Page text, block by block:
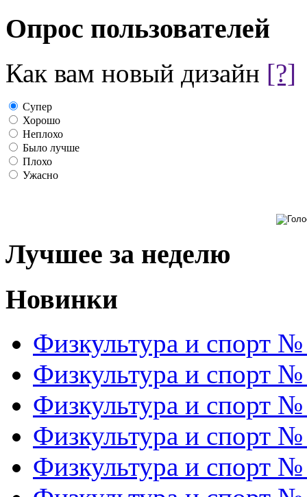
Опрос пользователей
Как вам новый дизайн [?]
Супер
Хорошо
Неплохо
Было лучше
Плохо
Ужасно
Лучшее за неделю
Новинки
Физкультура и спорт
Физкультура и спорт
Физкультура и спорт
Физкультура и спорт
Физкультура и спорт